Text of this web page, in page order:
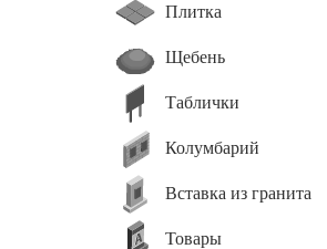
Плитка
Щебень
Таблички
Колумбарий
Вставка из гранита
Товары